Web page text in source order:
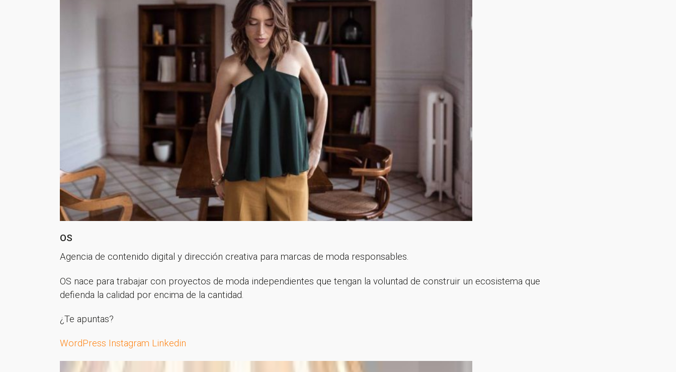
¡Gracias por suscribirte a nuestra newsletter!
¡Gracias por suscribirte a nuestra newsletter!
Ir a la home
OS
Agencia de contenido digital y dirección creativa para marcas de moda responsables.
OS nace para trabajar con proyectos de moda independientes que tengan la voluntad de construir un ecosistema que
defienda la calidad por encima de la cantidad.
¿Te apuntas?
WordPress Instagram Linkedin